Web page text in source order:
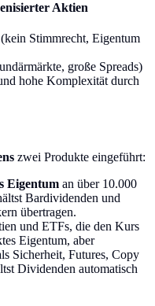
Aktien
(kein Stimmrecht, Eigentum
große Spreads)
hohe Komplexität durch
zwei Produkte eingeführt:
Eigentum an über 10.000
Bardividenden und
übertragen.
und ETFs, die den Kurs
Eigentum, aber
Sicherheit, Futures, Copy
Dividenden automatisch